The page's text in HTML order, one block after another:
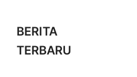
BERITA
TERBARU